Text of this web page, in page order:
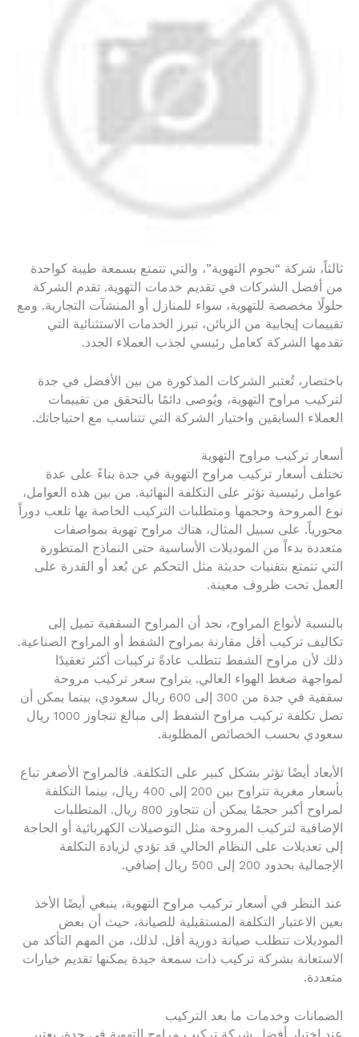
ثالثاً، شركة “نجوم التهوية”، والتي تتمتع بسمعة طيبة كواحدة
من أفضل الشركات في تقديم خدمات التهوية. تقدم الشركة
حلولًا مخصصة للتهوية، سواء للمنازل أو المنشآت التجارية. ومع
تقييمات إيجابية من الزبائن، تبرز الخدمات الاستثنائية التي
تقدمها الشركة كعامل رئيسي لجذب العملاء الجدد.
باختصار، تُعتبر الشركات المذكورة من بين الأفضل في جدة
لتركيب مراوح التهوية، ويُوصى دائمًا بالتحقق من تقييمات
العملاء السابقين واختيار الشركة التي تتناسب مع احتياجاتك.
أسعار تركيب مراوح التهوية
تختلف أسعار تركيب مراوح التهوية في جدة بناءً على عدة
عوامل رئيسية تؤثر على التكلفة النهائية. من بين هذه العوامل،
نوع المروحة وحجمها ومتطلبات التركيب الخاصة بها تلعب دوراً
محورياً. على سبيل المثال، هناك مراوح تهوية بمواصفات
متعددة بدءاً من الموديلات الأساسية حتى النماذج المتطورة
التي تتمتع بتقنيات حديثة مثل التحكم عن بُعد أو القدرة على
العمل تحت ظروف معينة.
بالنسبة لأنواع المراوح، نجد أن المراوح السقفية تميل إلى
تكاليف تركيب أقل مقارنة بمراوح الشفط أو المراوح الصناعية.
ذلك لأن مراوح الشفط تتطلب عادةً تركيبات أكثر تعقيدًا
لمواجهة ضغط الهواء العالي. يتراوح سعر تركيب مروحة
سقفية في جدة من 300 إلى 600 ريال سعودي، بينما يمكن أن
تصل تكلفة تركيب مراوح الشفط إلى مبالغ تتجاوز 1000 ريال
سعودي بحسب الخصائص المطلوبة.
الأبعاد أيضًا تؤثر بشكل كبير على التكلفة. فالمراوح الأصغر تباع
بأسعار مغرية تتراوح بين 200 إلى 400 ريال، بينما التكلفة
لمراوح أكبر حجمًا يمكن أن تتجاوز 800 ريال. المتطلبات
الإضافية لتركيب المروحة مثل التوصيلات الكهربائية أو الحاجة
إلى تعديلات على النظام الحالي قد تؤدي لزيادة التكلفة
الإجمالية بحدود 200 إلى 500 ريال إضافي.
عند النظر في أسعار تركيب مراوح التهوية، ينبغي أيضًا الأخذ
بعين الاعتبار التكلفة المستقبلية للصيانة، حيث أن بعض
الموديلات تتطلب صيانة دورية أقل. لذلك، من المهم التأكد من
الاستعانة بشركة تركيب ذات سمعة جيدة يمكنها تقديم خيارات
متعددة.
الضمانات وخدمات ما بعد التركيب